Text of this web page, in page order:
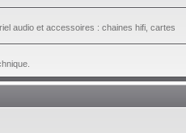
audio et accessoires : chaines hifi, cartes